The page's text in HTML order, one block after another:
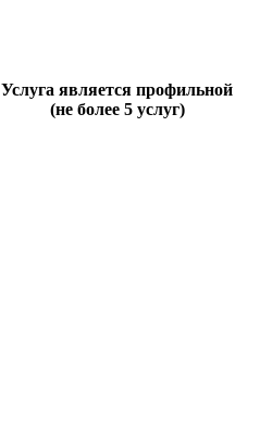
Услуга является профильной
(не более 5 услуг)